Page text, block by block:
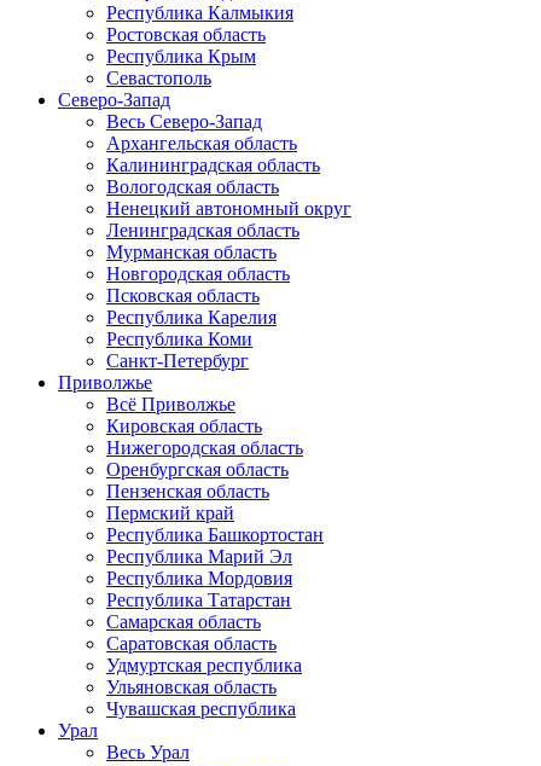
Республика Калмыкия
Ростовская область
Республика Крым
Севастополь
Северо-Запад
Весь Северо-Запад
Архангельская область
Калининградская область
Вологодская область
Ненецкий автономный округ
Ленинградская область
Мурманская область
Новгородская область
Псковская область
Республика Карелия
Республика Коми
Санкт-Петербург
Приволжье
Всё Приволжье
Кировская область
Нижегородская область
Оренбургская область
Пензенская область
Пермский край
Республика Башкортостан
Республика Марий Эл
Республика Мордовия
Республика Татарстан
Самарская область
Саратовская область
Удмуртская республика
Ульяновская область
Чувашская республика
Урал
Весь Урал